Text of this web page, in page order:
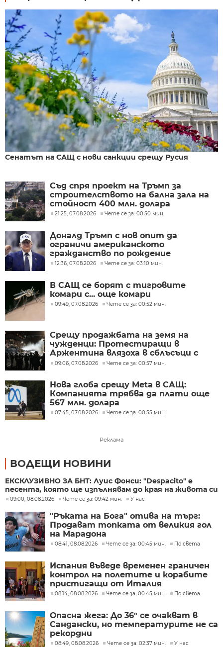
Сенатът на САЩ с нови санкции срещу Русия
Съд спря проект на Тръмп за
строителството на бална зала на
стойност 400 млн. долара
21:25, 07.08.2026 Чете се за: 00:50 мин.
Доналд Тръмп с нов опит да
ограничи американското
гражданство по рождение
12:36, 07.08.2026 Чете се за: 03:10 мин.
В САЩ се борят с тигровите
комари с... още комари
09:49, 07.08.2026 Чете се за: 00:52 мин.
Срещу продажбата на земя на
чужденци: Протестиращи в
Аржентина влязоха в сблъсъци с
полицията
09:06, 07.08.2026 Чете се за: 00:57 мин.
Нова глоба срещу Meta в САЩ:
Компанията трябва да плати още
567 млн. долара
07:45, 07.08.2026 Чете се за: 00:55 мин.
Реклама
ВОДЕЩИ НОВИНИ
ЕКСКЛУЗИВНО ЗА БНТ: Луис Фонси: "Despacito" е
песента, която ще изпълнявам до края на живота си
09:00, 08.08.2026 Чете се за: 09:42 мин. У нас
"Ръката на Бога" отива на търг:
Продават топката от великия гол
на Марадона
08:41, 08.08.2026 Чете се за: 00:45 мин. По света
Испания въведе временен граничен
контрол на полетите и корабите
пристигащи от Италия
08:14, 08.08.2026 Чете се за: 00:45 мин. По света
Опасна жега: До 36° се очакват в
Сандански, но температурите не са
рекордни
08:49, 08.08.2026 Чете се за: 02:37 мин. У нас